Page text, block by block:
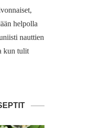
helpolla
nauttien
kun tulit